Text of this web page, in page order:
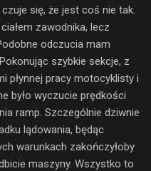
się, że jest coś nie tak.
zawodnika, lecz
odczucia mam
szybkie sekcje, z
płynnej pracy motocyklisty i
było wyczucie prędkości
ramp. Szczególnie dziwnie
lądowania, będąc
warunkach zakończyłoby
maszyny. Wszystko to